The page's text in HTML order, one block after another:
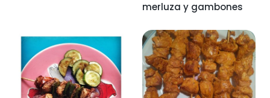
merluza y gambones